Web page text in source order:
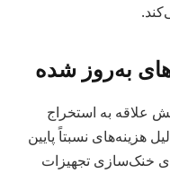
به‌روز شده
علاقه به استخراج
هزینه‌های نسبتاً پایین
خنک‌سازی تجهیزات